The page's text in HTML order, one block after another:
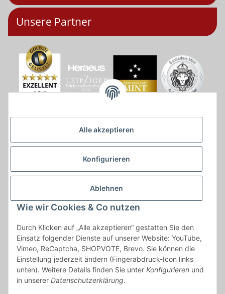
Alle akzeptieren
Konfigurieren
Ablehnen
Wie wir Cookies & Co nutzen
Durch Klicken auf „Alle akzeptieren“ gestatten Sie den
Einsatz folgender Dienste auf unserer Website: YouTube,
Vimeo, ReCaptcha, SHOPVOTE, Brevo. Sie können die
Einstellung jederzeit ändern (Fingerabdruck-Icon links
unten). Weitere Details finden Sie unter Konfigurieren und
in unserer Datenschutzerklärung.
Unsere Partner
* * Lieferzeiten gelten ab Zahlungseingang und innerhalb
Deutschland.Irrtümer vorbehalten. Angaben zur
Auflagenhöhe, Durchmesser, etc. werden nicht garantiert. Der
Kaufvertrag bleibt davon unbetroffen. Alle angegebenen Preise
sind incl. der gesetzlichen UST und, zzgl.Versand| Das Angebot
"kostenlose Lieferung" bezieht sich aussließlich auf den